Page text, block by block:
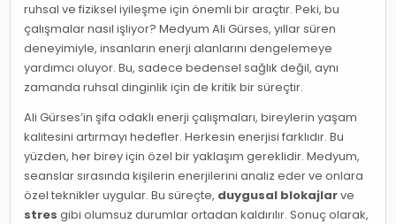
ruhsal ve fiziksel iyileşme için önemli bir araçtır. Peki, bu
çalışmalar nasıl işliyor? Medyum Ali Gürses, yıllar süren
deneyimiyle, insanların enerji alanlarını dengelemeye
yardımcı oluyor. Bu, sadece bedensel sağlık değil, aynı
zamanda ruhsal dinginlik için de kritik bir süreçtir.
Ali Gürses’in şifa odaklı enerji çalışmaları, bireylerin yaşam
kalitesini artırmayı hedefler. Herkesin enerjisi farklıdır. Bu
yüzden, her birey için özel bir yaklaşım gereklidir. Medyum,
seanslar sırasında kişilerin enerjilerini analiz eder ve onlara
özel teknikler uygular. Bu süreçte, duygusal blokajlarve
stres gibi olumsuz durumlar ortadan kaldırılır. Sonuç olarak,